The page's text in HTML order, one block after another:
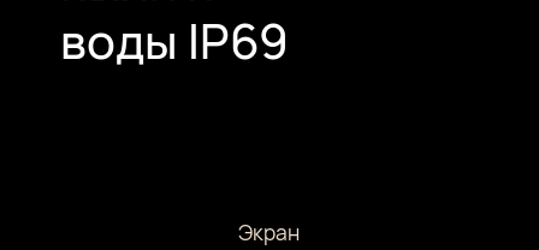
воды IP69
Экран